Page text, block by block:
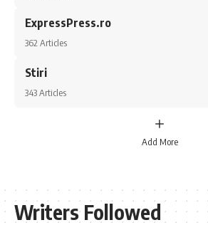
ExpressPress.ro
362 Articles
Stiri
343 Articles
Add More
Writers Followed